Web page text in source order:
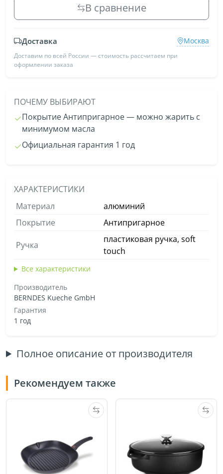
В сравнение
Доставка Москва
Доставим по всей России — стоимость рассчитаем при
оформлении заказа
ПОЧЕМУ ВЫБИРАЮТ
Покрытие Антипригарное — можно жарить с
минимумом масла
Официальная гарантия 1 год
ХАРАКТЕРИСТИКИ
Материал
алюминий
Покрытие
Антипригарное
Ручка
пластиковая ручка, soft
touch
Все характеристики
Производитель
BERNDES Kueche GmbH
Гарантия
1 год
Полное описание от производителя
Рекомендуем также